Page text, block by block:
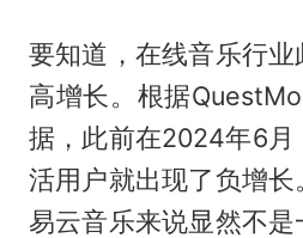
要知道，在线音乐行
高增长。根据
据，此前在2024年6月
活用户就出现了负增
易云音乐来说显然不